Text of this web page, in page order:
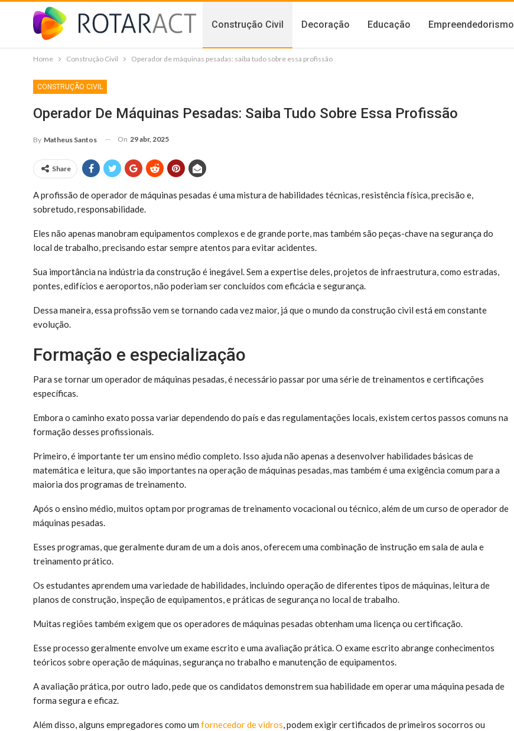
Construção Civil Decoração Educação Empreendedorismo
Home Construção Civil Operador de máquinas pesadas: saiba tudo sobre essa profissão
CONSTRUÇÃO CIVIL
Operador De Máquinas Pesadas: Saiba Tudo Sobre Essa Profissão
By Matheus Santos On 29 abr, 2025
Share
A profissão de operador de máquinas pesadas é uma mistura de habilidades técnicas, resistência física, precisão e,
sobretudo, responsabilidade.
Eles não apenas manobram equipamentos complexos e de grande porte, mas também são peças-chave na segurança do
local de trabalho, precisando estar sempre atentos para evitar acidentes.
Sua importância na indústria da construção é inegável. Sem a expertise deles, projetos de infraestrutura, como estradas,
pontes, edifícios e aeroportos, não poderiam ser concluídos com eficácia e segurança.
Dessa maneira, essa profissão vem se tornando cada vez maior, já que o mundo da construção civil está em constante
evolução.
Formação e especialização
Para se tornar um operador de máquinas pesadas, é necessário passar por uma série de treinamentos e certificações
específicas.
Embora o caminho exato possa variar dependendo do país e das regulamentações locais, existem certos passos comuns na
formação desses profissionais.
Primeiro, é importante ter um ensino médio completo. Isso ajuda não apenas a desenvolver habilidades básicas de
matemática e leitura, que são importantes na operação de máquinas pesadas, mas também é uma exigência comum para a
maioria dos programas de treinamento.
Após o ensino médio, muitos optam por programas de treinamento vocacional ou técnico, além de um curso de operador de
máquinas pesadas.
Esses programas, que geralmente duram de um a dois anos, oferecem uma combinação de instrução em sala de aula e
treinamento prático.
Os estudantes aprendem uma variedade de habilidades, incluindo operação de diferentes tipos de máquinas, leitura de
planos de construção, inspeção de equipamentos, e práticas de segurança no local de trabalho.
Muitas regiões também exigem que os operadores de máquinas pesadas obtenham uma licença ou certificação.
Esse processo geralmente envolve um exame escrito e uma avaliação prática. O exame escrito abrange conhecimentos
teóricos sobre operação de máquinas, segurança no trabalho e manutenção de equipamentos.
A avaliação prática, por outro lado, pede que os candidatos demonstrem sua habilidade em operar uma máquina pesada de
forma segura e eficaz.
Além disso, alguns empregadores como um fornecedor de vidros, podem exigir certificados de primeiros socorros ou